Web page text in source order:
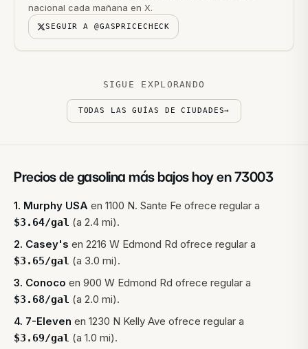
nacional cada mañana en X.
SEGUIR A @GASPRICECHECK
SIGUE EXPLORANDO
TODAS LAS GUÍAS DE CIUDADES→
Precios de gasolina más bajos hoy en73003
1. Murphy USA en 1100 N. Sante Fe ofrece regular a
$3.64/gal (a 2.4 mi).
2. Casey's en 2216 W Edmond Rd ofrece regular a
$3.65/gal (a 3.0 mi).
3. Conoco en 900 W Edmond Rd ofrece regular a
$3.68/gal (a 2.0 mi).
4. 7-Eleven en 1230 N Kelly Ave ofrece regular a
$3.69/gal (a 1.0 mi).